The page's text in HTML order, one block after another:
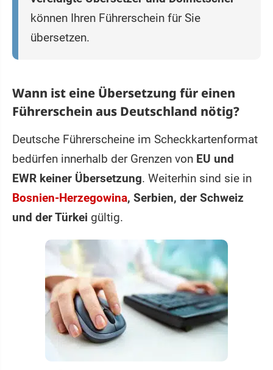
können Ihren Führerschein für Sie
übersetzen.
Wann ist eine Übersetzung für einen
Führerschein aus Deutschland nötig?
Deutsche Führerscheine im Scheckkartenformat
bedürfen innerhalb der Grenzen von EU und
EWR keiner Übersetzung. Weiterhin sind sie in
Bosnien-Herzegowina, Serbien, der Schweiz
und der Türkei gültig.